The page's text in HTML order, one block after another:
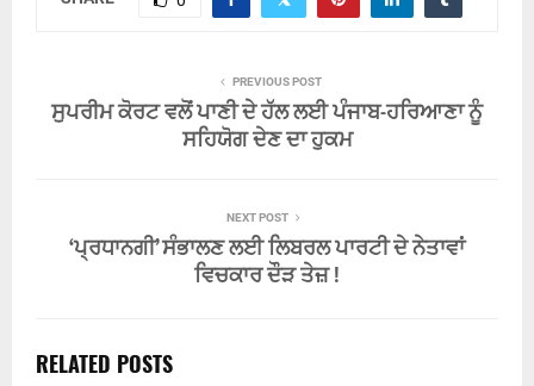
PREVIOUS POST
ਸੁਪਰੀਮ ਕੋਰਟ ਵਲੋਂ ਪਾਣੀ ਦੇ ਹੱਲ ਲਈ ਪੰਜਾਬ-ਹਰਿਆਣਾ ਨੂੰ
ਸਹਿਯੋਗ ਦੇਣ ਦਾ ਹੁਕਮ
NEXT POST
‘ਪ੍ਰਧਾਨਗੀ’ ਸੰਭਾਲਣ ਲਈ ਲਿਬਰਲ ਪਾਰਟੀ ਦੇ ਨੇਤਾਵਾਂ
ਵਿਚਕਾਰ ਦੌੜ ਤੇਜ਼ !
RELATED POSTS